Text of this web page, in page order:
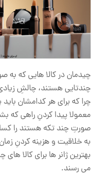
چیدمان در کالا هایی که به
چندتایی هستند، چالشِ
چرا که برای هر کدامشان
صورتِ چند تکه هستند را
به خلاقیت و هزینه کردنِ
بهترین ژانر ها برای کالا
می رسند.